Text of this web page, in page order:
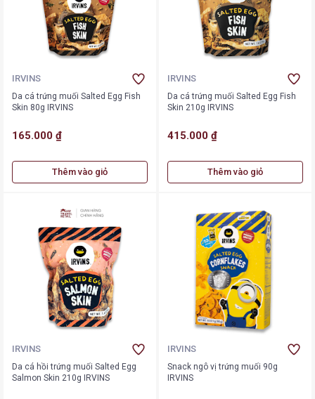
IRVINS
Da cá trứng muối Salted Egg Fish
Skin 80g IRVINS
165.000 ₫
Thêm vào giỏ
IRVINS
Da cá trứng muối Salted Egg Fish
Skin 210g IRVINS
415.000 ₫
Thêm vào giỏ
IRVINS
Da cá hồi trứng muối Salted Egg
Salmon Skin 210g IRVINS
IRVINS
Snack ngô vị trứng muối 90g
IRVINS